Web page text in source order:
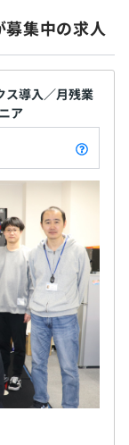
な一般的な評価
して報酬を決定
取り入れていま
アで納得感のあ
計 16 名の少数
といったパート
す。
案件毎に 3 〜 6
集中の求人
ス導入／月残業
ア